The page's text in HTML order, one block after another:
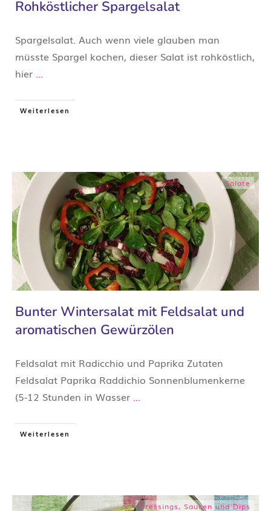
Rohköstlicher Spargelsalat
​Spargelsalat. Auch wenn viele glauben man
müsste Spargel kochen, dieser Salat ist rohköstlich,
hier ...
Weiterlesen
Salate
Bunter Wintersalat mit Feldsalat und
aromatischen Gewürzölen
Feldsalat mit Radicchio und Paprika Zutaten
Feldsalat Paprika Raddichio Sonnenblumenkerne
(5-12 Stunden in Wasser ...
Weiterlesen
Dressings, Saucen und Dips